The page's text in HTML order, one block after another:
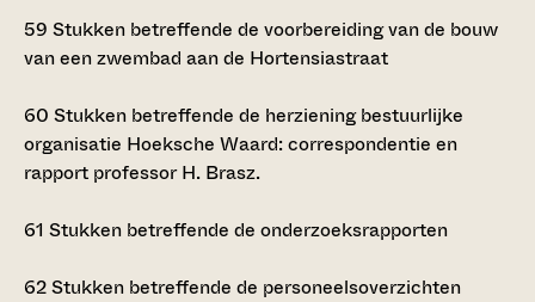
59 Stukken betreffende de voorbereiding van de bouw
van een zwembad aan de Hortensiastraat
60 Stukken betreffende de herziening bestuurlijke
organisatie Hoeksche Waard: correspondentie en
rapport professor H. Brasz.
61 Stukken betreffende de onderzoeksrapporten
62Stukken betreffende de personeelsoverzichten